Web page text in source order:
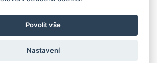
aceit.czAll Right Reserved.
Povolit vše
Nastavení